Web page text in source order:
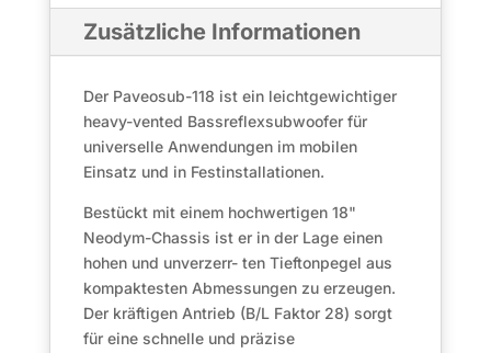
Zusätzliche Informationen
Der Paveosub-118 ist ein leichtgewichtiger
heavy-vented Bassreflexsubwoofer für
universelle Anwendungen im mobilen
Einsatz und in Festinstallationen.
Bestückt mit einem hochwertigen 18"
Neodym-Chassis ist er in der Lage einen
hohen und unverzerr- ten Tieftonpegel aus
kompaktesten Abmessungen zu erzeugen.
Der kräftigen Antrieb (B/L Faktor 28) sorgt
für eine schnelle und präzise